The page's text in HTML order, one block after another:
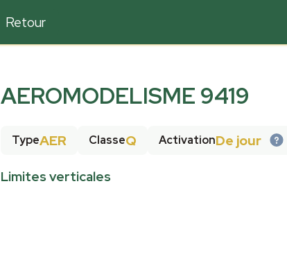
Retour
AEROMODELISME 9419
TypeAER ClasseQ ActivationDe jour
Limites verticales